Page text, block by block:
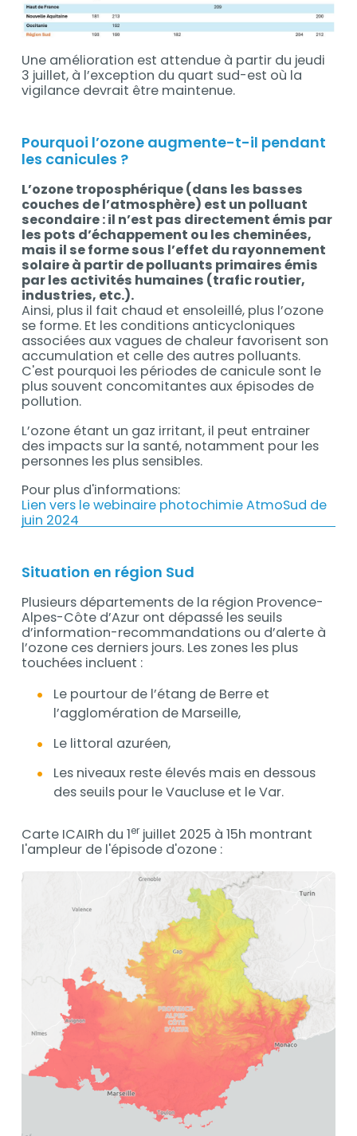
Une amélioration est attendue à partir du jeudi
3 juillet, à l’exception du quart sud-est où la
vigilance devrait être maintenue.
Pourquoi l’ozone augmente-t-il pendant
les canicules ?
L’ozone troposphérique (dans les basses
couches de l’atmosphère) est un polluant
secondaire : il n’est pas directement émis par
les pots d’échappement ou les cheminées,
mais il se forme sous l’effet du rayonnement
solaire à partir de polluants primaires émis
par les activités humaines (trafic routier,
industries, etc.).
Ainsi, plus il fait chaud et ensoleillé, plus l’ozone
se forme. Et les conditions anticycloniques
associées aux vagues de chaleur favorisent son
accumulation et celle des autres polluants.
C'est pourquoi les périodes de canicule sont le
plus souvent concomitantes aux épisodes de
pollution.
L’ozone étant un gaz irritant, il peut entrainer
des impacts sur la santé, notamment pour les
personnes les plus sensibles.
Pour plus d'informations:
Lien vers le webinaire photochimie AtmoSud de
juin 2024
Situation en région Sud
Plusieurs départements de la région Provence-
Alpes-Côte d’Azur ont dépassé les seuils
d’information-recommandations ou d’alerte à
l’ozone ces derniers jours. Les zones les plus
touchées incluent :
Le pourtour de l’étang de Berre et
l’agglomération de Marseille,
Le littoral azuréen,
Les niveaux reste élevés mais en dessous
des seuils pour le Vaucluse et le Var.
Carte ICAIRh du 1erjuillet 2025 à 15h montrant
l'ampleur de l'épisode d'ozone :